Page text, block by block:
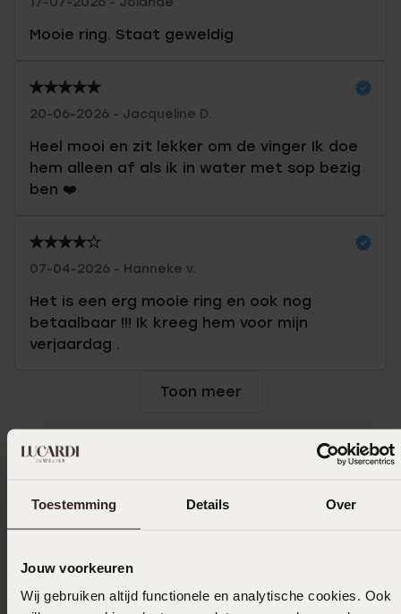
Toestemming Details Over
Jouw voorkeuren
Wij gebruiken altijd functionele en analytische cookies. Ook
Mooie ring. Staat geweldig
20-06-2026 - Jacqueline D.
Heel mooi en zit lekker om de vinger Ik doe
hem alleen af als ik in water met sop bezig
ben ❤️
07-04-2026 - Hanneke v.
Het is een erg mooie ring en ook nog
betaalbaar !!! Ik kreeg hem voor mijn
verjaardag .
Toon meer
Ook leuk voor jou